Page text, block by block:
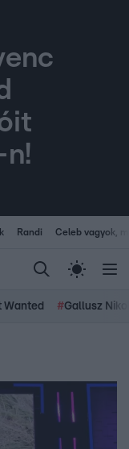
n!
Randi Celeb vagyok,
Wanted #Gallusz